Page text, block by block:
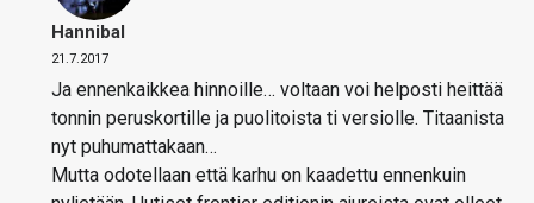
Hannibal
21.7.2017
Ja ennenkaikkea hinnoille… voltaan voi helposti heittää
tonnin peruskortille ja puolitoista ti versiolle. Titaanista
nyt puhumattakaan…
Mutta odotellaan että karhu on kaadettu ennenkuin